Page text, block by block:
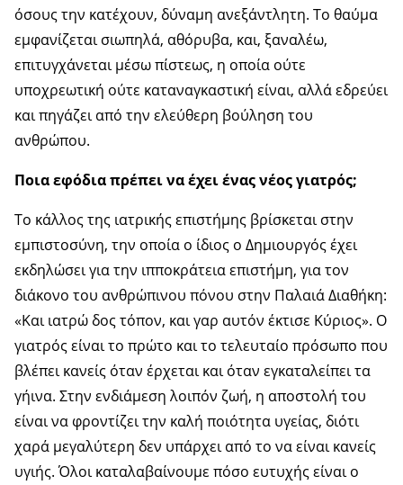
όσους την κατέχουν, δύναμη ανεξάντλητη. Το θαύμα
εμφανίζεται σιωπηλά, αθόρυβα, και, ξαναλέω,
επιτυγχάνεται μέσω πίστεως, η οποία ούτε
υποχρεωτική ούτε καταναγκαστική είναι, αλλά εδρεύει
και πηγάζει από την ελεύθερη βούληση του
ανθρώπου.
Ποια εφόδια πρέπει να έχει ένας νέος γιατρός;
Το κάλλος της ιατρικής επιστήμης βρίσκεται στην
εμπιστοσύνη, την οποία ο ίδιος ο Δημιουργός έχει
εκδηλώσει για την ιπποκράτεια επιστήμη, για τον
διάκονο του ανθρώπινου πόνου στην Παλαιά Διαθήκη:
«Και ιατρώ δος τόπον, και γαρ αυτόν έκτισε Κύριος». Ο
γιατρός είναι το πρώτο και το τελευταίο πρόσωπο που
βλέπει κανείς όταν έρχεται και όταν εγκαταλείπει τα
γήινα. Στην ενδιάμεση λοιπόν ζωή, η αποστολή του
είναι να φροντίζει την καλή ποιότητα υγείας, διότι
χαρά μεγαλύτερη δεν υπάρχει από το να είναι κανείς
υγιής. Όλοι καταλαβαίνουμε πόσο ευτυχής είναι ο